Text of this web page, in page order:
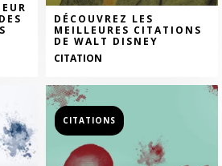
DÉCOUVREZ LES
MEILLEURES CITATIONS
DE WALT DISNEY
CITATION
CITATIONS